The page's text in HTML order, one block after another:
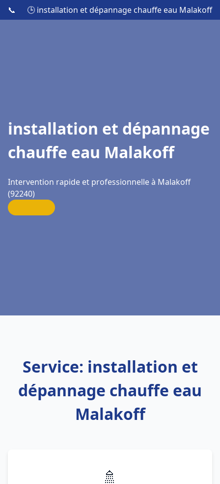
📞 🕒 installation et dépannage chauffe eau Malakoff
installation et dépannage
chauffe eau Malakoff
Intervention rapide et professionnelle à Malakoff
(92240)
Service: installation et
dépannage chauffe eau
Malakoff
🚿